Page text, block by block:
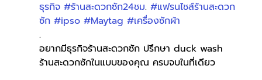
ธุรกิจ #ร้านสะดวกซัก24ชม. #แฟรนไชส์ร้านสะดวก
ซัก #ipso #Maytag #เครื่องซักผ้า
.
อยากมีธุรกิจร้านสะดวกซัก ปรึกษา duck wash
ร้านสะดวกซักในแบบของคุณ ครบจบในที่เดียว